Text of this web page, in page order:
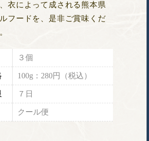
衣によって成される熊本県
フードを、是非ご賞味くだ
３個
100g：280円（税込）
７日
クール便